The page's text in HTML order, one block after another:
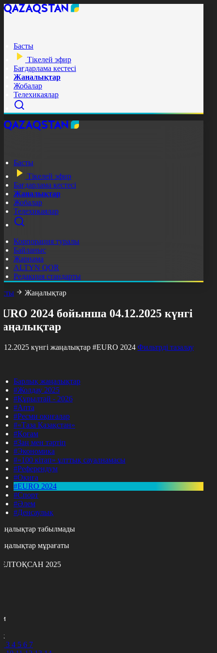
Басты
Тікелей эфир
Бағдарлама кестесі
Жаңалықтар
Жобалар
Телехикаялар
Басты
Тікелей эфир
Бағдарлама кестесі
Жаңалықтар
Жобалар
Телехикаялар
Корпорация туралы
Байланыс
Жарнама
ALTYN QOR
Редакция стандарты
Жаңалықтар
2024 бойынша 04.12.2025 күнгі
күнгі жаңалықтар #EURO 2024 Фильтрді тазалау
Барлық жаңалықтар
#Жолдау 2025
#Құрылтай - 2026
#Апта
#Ресми оқиғалар
#«Таза Қазақстан»
#Қоғам
#Заң мен тәртіп
#Экономика
#«100 кітап» ұлттық сауалнамасы
#Референдум
#Оқиға
#EURO 2024
#Спорт
#Әлем
#Денсаулық
табылмады
мұрағаты
2025
3 4 5 6 7